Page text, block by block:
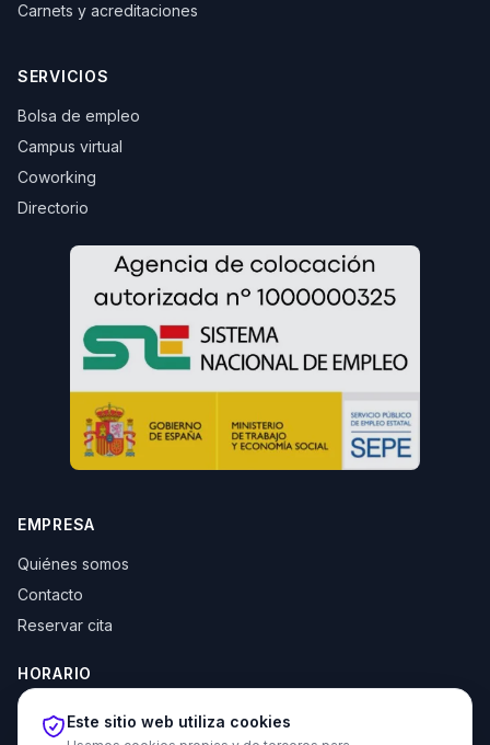
Carnets y acreditaciones
SERVICIOS
Bolsa de empleo
Campus virtual
Coworking
Directorio
EMPRESA
Quiénes somos
Contacto
Reservar cita
HORARIO
Lun–Jue: 10:00–14:00 y 16:30–20:00
Vie: 10:00–14:00
Este sitio web utiliza cookies